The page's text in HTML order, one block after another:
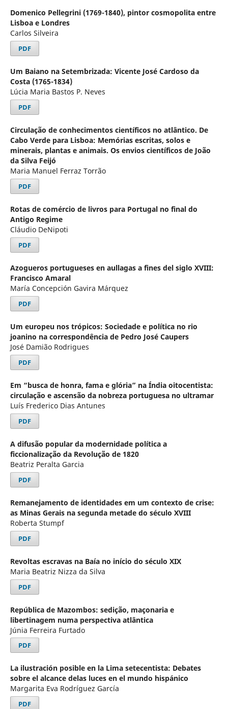
Domenico Pellegrini (1769-1840), pintor cosmopolita entre
Lisboa e Londres
Carlos Silveira
PDF
Um Baiano na Setembrizada: Vicente José Cardoso da
Costa (1765-1834)
Lúcia Maria Bastos P. Neves
PDF
Circulação de conhecimentos científicos no atlântico. De
Cabo Verde para Lisboa: Memórias escritas, solos e
minerais, plantas e animais. Os envios científicos de João
da Silva Feijó
Maria Manuel Ferraz Torrão
PDF
Rotas de comércio de livros para Portugal no final do
Antigo Regime
Cláudio DeNipoti
PDF
Azogueros portugueses en aullagas a fines del siglo XVIII:
Francisco Amaral
María Concepción Gavira Márquez
PDF
Um europeu nos trópicos: Sociedade e política no rio
joanino na correspondência de Pedro José Caupers
José Damião Rodrigues
PDF
Em “busca de honra, fama e glória” na Índia oitocentista:
circulação e ascensão da nobreza portuguesa no ultramar
Luís Frederico Dias Antunes
PDF
A difusão popular da modernidade política a
ficcionalização da Revolução de 1820
Beatriz Peralta Garcia
PDF
Remanejamento de identidades em um contexto de crise:
as Minas Gerais na segunda metade do século XVIII
Roberta Stumpf
PDF
Revoltas escravas na Baía no início do século XIX
Maria Beatriz Nizza da Silva
PDF
República de Mazombos: sedição, maçonaria e
libertinagem numa perspectiva atlântica
Júnia Ferreira Furtado
PDF
La ilustración posible en la Lima setecentista: Debates
sobre el alcance delas luces en el mundo hispánico
Margarita Eva Rodríguez García
PDF